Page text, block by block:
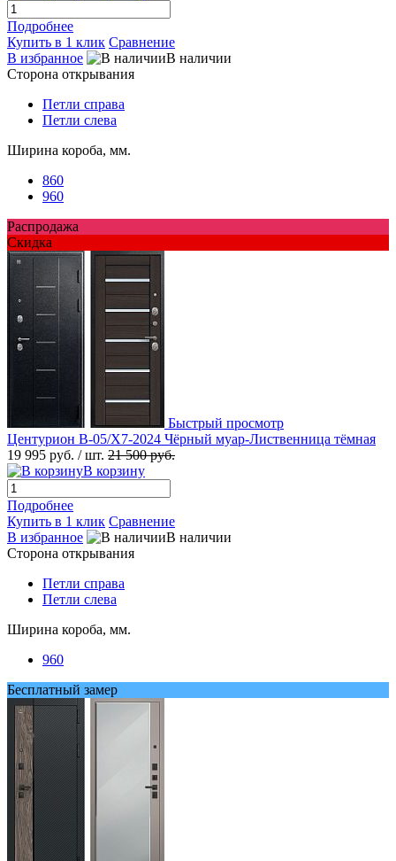
Подробнее
Купить в 1 клик Сравнение
В избранное
В наличии
Сторона открывания
Петли справа
Петли слева
Ширина короба, мм.
860
960
Распродажа
Скидка
Быстрый просмотр
Центурион В-05/Х7-2024 Чёрный муар-Лиственница тёмная
19 995 руб. / шт. 21 500 руб.
В корзину
Подробнее
Купить в 1 клик Сравнение
В избранное
В наличии
Сторона открывания
Петли справа
Петли слева
Ширина короба, мм.
960
Бесплатный замер